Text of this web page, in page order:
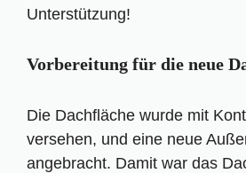
Unterstützung!
Vorbereitung für die neue
Die Dachfläche wurde mit
versehen, und eine neue
angebracht. Damit war das